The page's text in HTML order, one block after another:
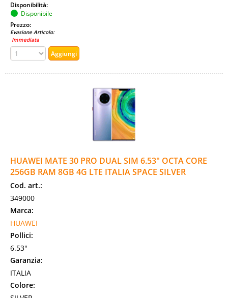
Disponibilità:
Disponibile
Prezzo:
Evasione Articolo:
Immediata
HUAWEI MATE 30 PRO DUAL SIM 6.53" OCTA CORE
256GB RAM 8GB 4G LTE ITALIA SPACE SILVER
Cod. art.:
349000
Marca:
HUAWEI
Pollici:
6.53"
Garanzia:
ITALIA
Colore: